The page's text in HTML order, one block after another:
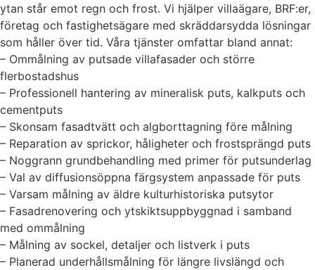
ytan står emot regn och frost. Vi hjälper villaägare, BRF:er,
företag och fastighetsägare med skräddarsydda lösningar
som håller över tid. Våra tjänster omfattar bland annat:
– Ommålning av putsade villafasader och större
flerbostadshus
– Professionell hantering av mineralisk puts, kalkputs och
cementputs
– Skonsam fasadtvätt och algborttagning före målning
– Reparation av sprickor, håligheter och frostsprängd puts
– Noggrann grundbehandling med primer för putsunderlag
– Val av diffusionsöppna färgsystem anpassade för puts
– Varsam målning av äldre kulturhistoriska putsytor
– Fasadrenovering och ytskiktsuppbyggnad i samband
med ommålning
– Målning av sockel, detaljer och listverk i puts
– Planerad underhållsmålning för längre livslängd och